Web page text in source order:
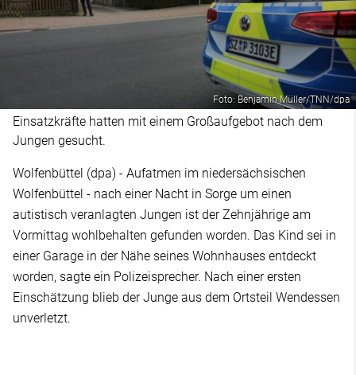
Foto: Benjamin Müller/TNN/dpa
Einsatzkräfte hatten mit einem Großaufgebot nach dem
Jungen gesucht.
Wolfenbüttel (dpa) - Aufatmen im niedersächsischen
Wolfenbüttel - nach einer Nacht in Sorge um einen
autistisch veranlagten Jungen ist der Zehnjährige am
Vormittag wohlbehalten gefunden worden. Das Kind sei in
einer Garage in der Nähe seines Wohnhauses entdeckt
worden, sagte ein Polizeisprecher. Nach einer ersten
Einschätzung blieb der Junge aus dem Ortsteil Wendessen
unverletzt.